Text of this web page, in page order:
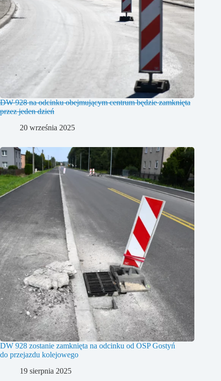
DW 928 na odcinku obejmującym centrum będzie zamknięta
przez jeden dzień
20 września 2025
DW 928 zostanie zamknięta na odcinku od OSP Gostyń
do przejazdu kolejowego
19 sierpnia 2025